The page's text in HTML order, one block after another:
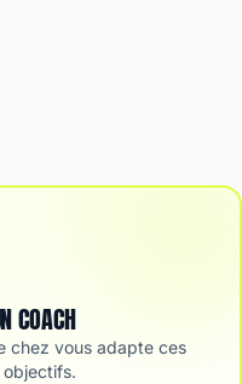
COACH
chez vous adapte ces